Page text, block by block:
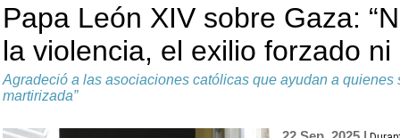
Papa León XIV sobre Gaza:
la violencia, el exilio forzado ni
Agradeció a las asociaciones católicas que ayudan a quienes
martirizada”